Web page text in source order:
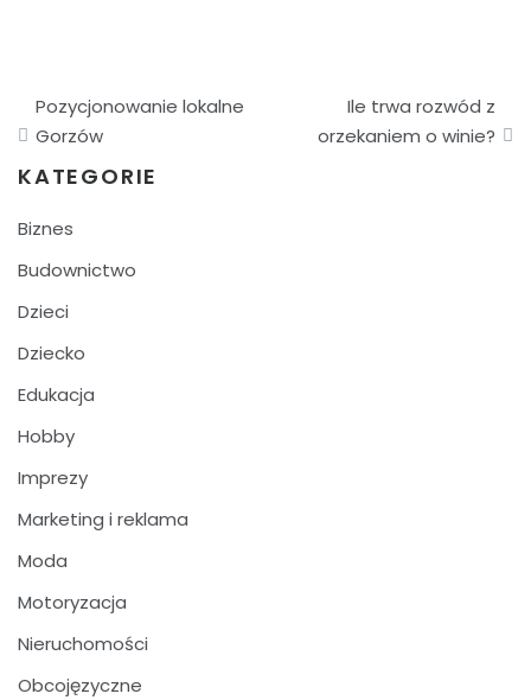
Nawigacja
wpisu
Pozycjonowanie lokalne
Gorzów
Ile trwa rozwód z
orzekaniem o winie?
KATEGORIE
Biznes
Budownictwo
Dzieci
Dziecko
Edukacja
Hobby
Imprezy
Marketing i reklama
Moda
Motoryzacja
Nieruchomości
Obcojęzyczne